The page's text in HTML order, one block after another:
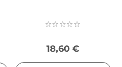
18,60 €